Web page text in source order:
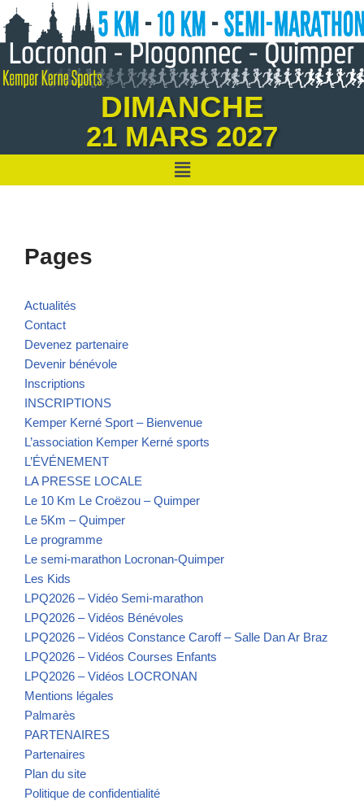
Aller
au
contenu
DIMANCHE
21 MARS 2027
Pages
Actualités
Contact
Devenez partenaire
Devenir bénévole
Inscriptions
INSCRIPTIONS
Kemper Kerné Sport – Bienvenue
L’association Kemper Kerné sports
L’ÉVÉNEMENT
LA PRESSE LOCALE
Le 10 Km Le Croëzou – Quimper
Le 5Km – Quimper
Le programme
Le semi-marathon Locronan-Quimper
Les Kids
LPQ2026 – Vidéo Semi-marathon
LPQ2026 – Vidéos Bénévoles
LPQ2026 – Vidéos Constance Caroff – Salle Dan Ar Braz
LPQ2026 – Vidéos Courses Enfants
LPQ2026 – Vidéos LOCRONAN
Mentions légales
Palmarès
PARTENAIRES
Partenaires
Plan du site
Politique de confidentialité